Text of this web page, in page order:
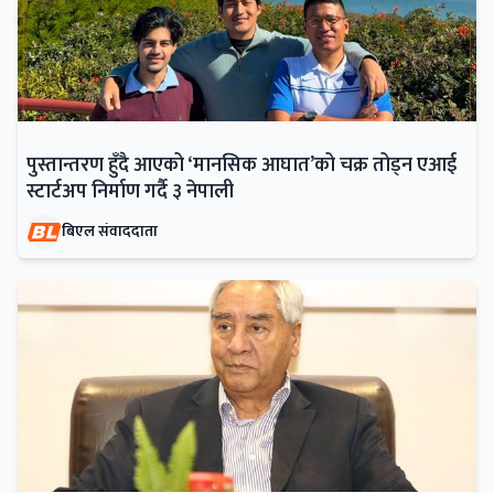
पुस्तान्तरण हुँदै आएको ‘मानसिक आघात’को चक्र तोड्न एआई
स्टार्टअप निर्माण गर्दै ३ नेपाली
बिएल संवाददाता